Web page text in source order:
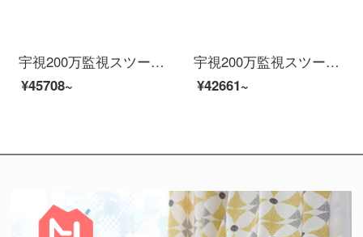
宇視200万監視スツー装置イーンテーネットHD 4路8路16路監視防犯カメラ室外モネータ家庭用ワンヤレー防水夜間テレビ商用設置サービス（防犯カメラビデオを除く）15個の防犯カメラスツ（500万高級版）
¥45708~
宇視200万監視スツー装置イーンテーネットHD 4路8路16路監視防犯カメラ室外モネータ家庭用ワイヤスポ防水夜間テレビ商用設置サービス（防犯カメラビデオを除く）14個の防犯カメラスツ（500万高級版）
¥42661~